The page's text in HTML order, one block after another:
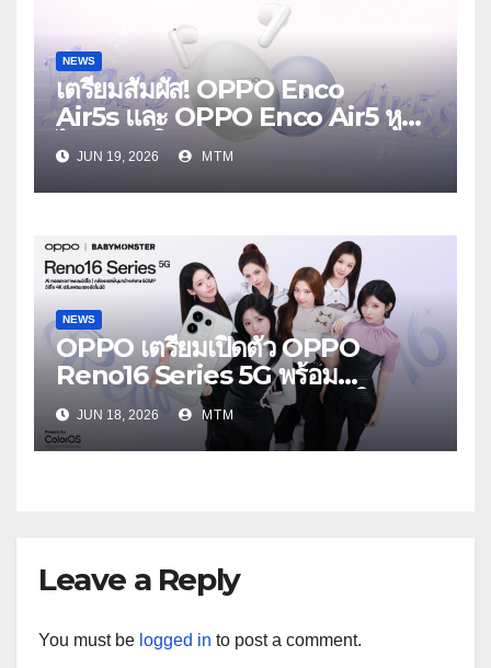
NEWS
เตรียมสัมผัส! OPPO Enco
Air5s และ OPPO Enco Air5 หูฟัง
ไร้สายรุ่นใหม่ล่าสุด มาพร้อมระบบ
ตัดเสียงรบกวน เบาสบายเหมือนไม่ได้
ใส่
JUN 19, 2026 MTM
NEWS
OPPO เตรียมเปิดตัว OPPO
Reno16 Series 5G พร้อม
ประกาศ BABYMONSTER ใน
ฐานะ Reno Girls ชวนสัมผัส
ประสบการณ์ถ่ายภาพมุมกว้างพิเศษที่
JUN 18, 2026 MTM
Leave a Reply
You must be logged in to post a comment.